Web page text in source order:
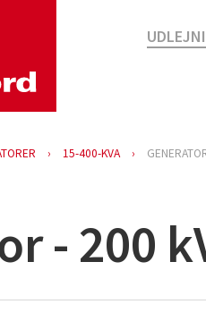
15-400-KVA
- 200